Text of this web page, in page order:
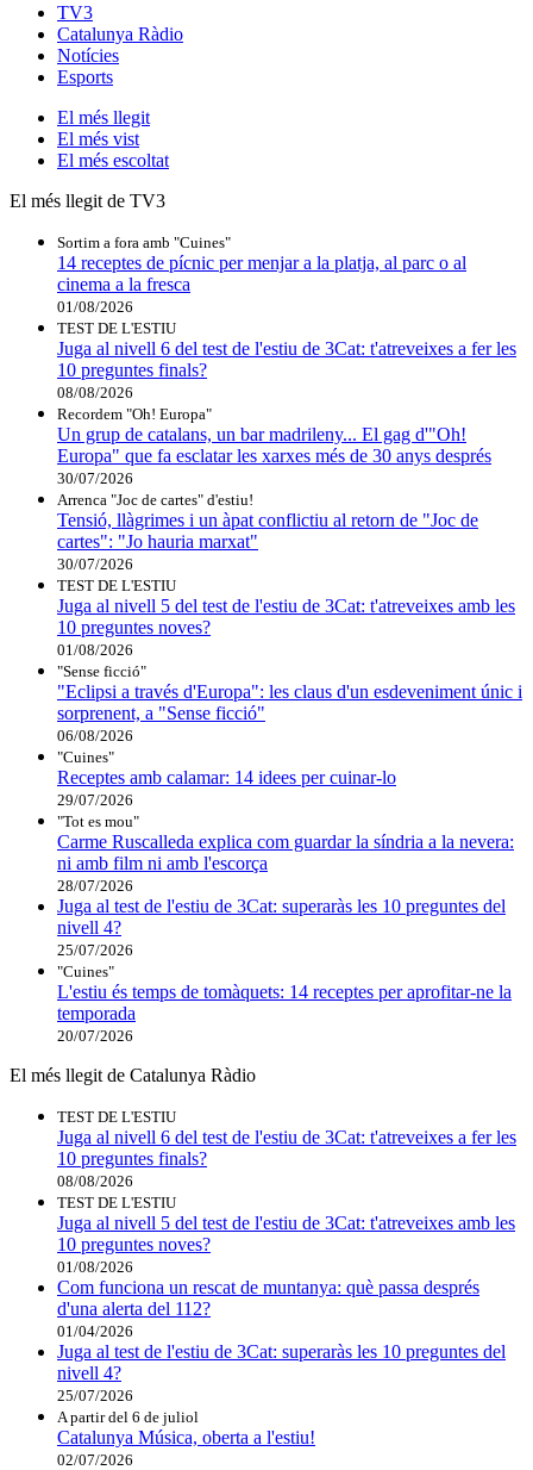
TV3
Catalunya Ràdio
Notícies
Esports
El més llegit
El més vist
El més escoltat
El més llegit de TV3
Sortim a fora amb "Cuines"
14 receptes de pícnic per menjar a la platja, al parc o al
cinema a la fresca
01/08/2026
TEST DE L'ESTIU
Juga al nivell 6 del test de l'estiu de 3Cat: t'atreveixes a fer les
10 preguntes finals?
08/08/2026
Recordem "Oh! Europa"
Un grup de catalans, un bar madrileny... El gag d'"Oh!
Europa" que fa esclatar les xarxes més de 30 anys després
30/07/2026
Arrenca "Joc de cartes" d'estiu!
Tensió, llàgrimes i un àpat conflictiu al retorn de "Joc de
cartes": "Jo hauria marxat"
30/07/2026
TEST DE L'ESTIU
Juga al nivell 5 del test de l'estiu de 3Cat: t'atreveixes amb les
10 preguntes noves?
01/08/2026
"Sense ficció"
"Eclipsi a través d'Europa": les claus d'un esdeveniment únic i
sorprenent, a "Sense ficció"
06/08/2026
"Cuines"
Receptes amb calamar: 14 idees per cuinar-lo
29/07/2026
"Tot es mou"
Carme Ruscalleda explica com guardar la síndria a la nevera:
ni amb film ni amb l'escorça
28/07/2026
Juga al test de l'estiu de 3Cat: superaràs les 10 preguntes del
nivell 4?
25/07/2026
"Cuines"
L'estiu és temps de tomàquets: 14 receptes per aprofitar-ne la
temporada
20/07/2026
El més llegit de Catalunya Ràdio
TEST DE L'ESTIU
Juga al nivell 6 del test de l'estiu de 3Cat: t'atreveixes a fer les
10 preguntes finals?
08/08/2026
TEST DE L'ESTIU
Juga al nivell 5 del test de l'estiu de 3Cat: t'atreveixes amb les
10 preguntes noves?
01/08/2026
Com funciona un rescat de muntanya: què passa després
d'una alerta del 112?
01/04/2026
Juga al test de l'estiu de 3Cat: superaràs les 10 preguntes del
nivell 4?
25/07/2026
A partir del 6 de juliol
Catalunya Música, oberta a l'estiu!
02/07/2026